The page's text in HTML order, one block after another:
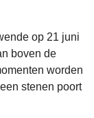
op 21 juni
boven de
worden
stenen poort